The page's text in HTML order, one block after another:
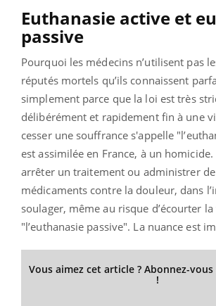
Euthanasie active et
passive
Pourquoi les médecins n’utilisent pas
réputés mortels qu’ils connaissent
simplement parce que la loi est très
délibérément et rapidement fin à une
cesser une souffrance s'appelle
est assimilée en France, à un homicide.
arrêter un traitement ou administrer
médicaments contre la douleur, dans
soulager, même au risque d’écourter
"l’euthanasie passive". La nuance est
Vous aimez cet article ? Abonnez-
!